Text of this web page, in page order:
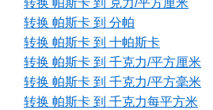
转换 帕斯卡 到 克力/平方厘米
转换 帕斯卡 到 分帕
转换 帕斯卡 到 十帕斯卡
转换 帕斯卡 到 千克力/平方厘米
转换 帕斯卡 到 千克力/平方毫米
转换 帕斯卡 到 千克力每平方米